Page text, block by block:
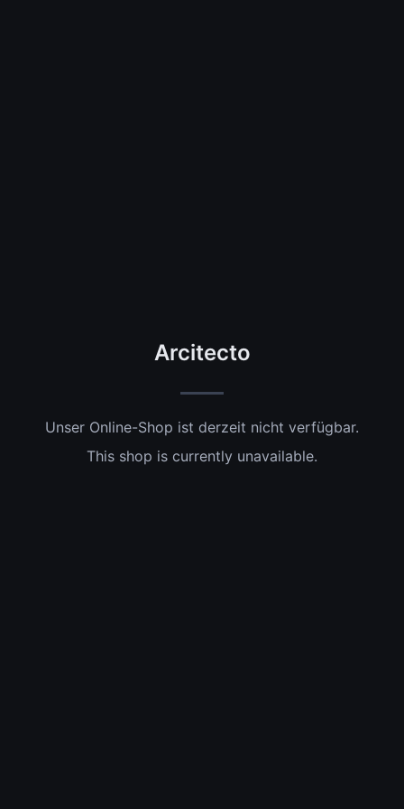
Arcitecto
Unser Online-Shop ist derzeit nicht verfügbar.
This shop is currently unavailable.